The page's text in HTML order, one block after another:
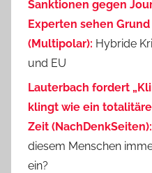
Sanktionen gegen
Experten sehen
(Multipolar): Hybride
und EU
Lauterbach fordert
klingt wie ein
Zeit (NachDenkSeiten):
diesem Menschen
ein?